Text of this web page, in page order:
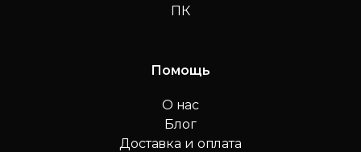
ПК
Помощь
О нас
Блог
Доставка и оплата